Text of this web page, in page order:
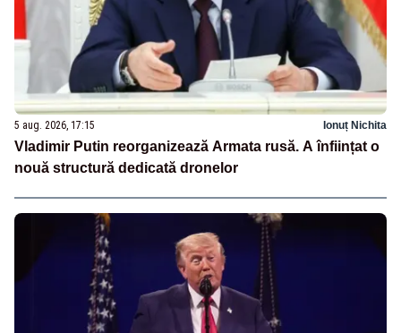
5 aug. 2026, 17:15 Ionuț Nichita
Vladimir Putin reorganizează Armata rusă. A înființat o
nouă structură dedicată dronelor